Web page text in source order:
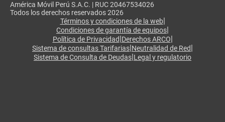
América Móvil Perú S.A.C. | RUC 20467534026
Todos los derechos reservados 2026
Términos y condiciones de la web|
Condiciones de garantía de equipos|
Política de Privacidad|Derechos ARCO|
Sistema de consultas Tarifarias|Neutralidad de Red|
Sistema de Consulta de Deudas|Legal y regulatorio